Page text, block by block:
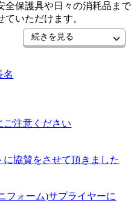
全保護具や日々の消耗品まで
いただけます。
続きを見る
名
ご注意ください
に協賛をさせて頂きました
フォーム)サプライヤーに